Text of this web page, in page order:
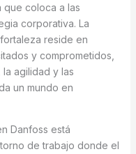
que coloca a las
corporativa. La
reside en
y comprometidos,
agilidad y las
un mundo en
Danfoss está
de trabajo donde el